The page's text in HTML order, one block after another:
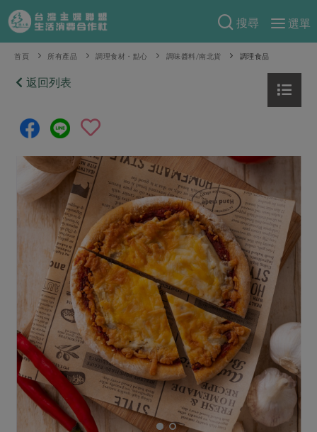
搜尋
選單
產品分類
當季蔬果
芽苗類
辛香料類
奶蛋豆・五穀
乳製品
米麵雜糧
肉品・水產
畜產肉類 水產
水畜加工品
調理食材・點心
調味醬料/南北貨 烘焙
食譜料理
食材
麵食
肉食
蛋料理
料理方式
烘焙．點心
醬料
湯品．鍋物
特別企畫
預購活動
把最好的台灣味帶回家！
防災用品預購圓滿結束
2026年端午節預購圓滿結束
更多預購活動
當季產品
合作25-經典快閃最後一週
合作25-精選產品第四彈
合作25-精選產品第三彈
更多當季產品
綠主張
觀點文章
主婦食堂 一籃菜真心話
社內大小事 合作聯合國
產品故事 生活提案
樂齡生活 親子食育
廚房瑜伽
關注議題
減硝酸鹽 惜食
非基改運動 支持本土農糧
關於合作社
認識合作社
關於我們
合作社組織
員工與求才
產品檢驗
自主把關
檢驗報告
重要公告
首頁 所有產品 調理食材・點心 調味醬料/南北貨 調理食品
返回列表